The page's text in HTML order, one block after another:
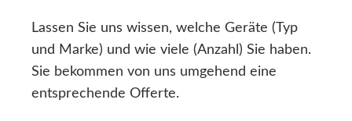
Lassen Sie uns wissen, welche Geräte (Typ
und Marke) und wie viele (Anzahl) Sie haben.
Sie bekommen von uns umgehend eine
entsprechende Offerte.